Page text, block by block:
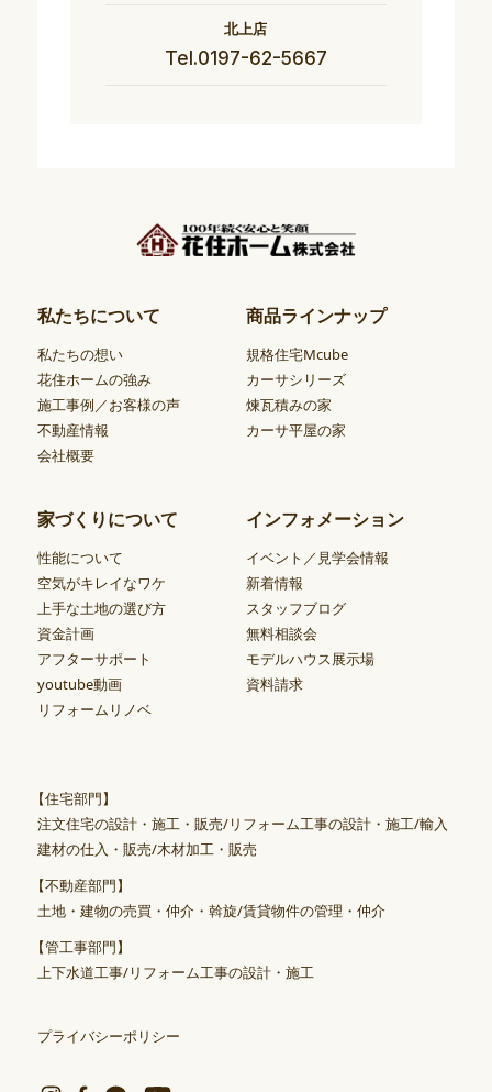
北上店
Tel.0197-62-5667
私たちについて
私たちの想い
花住ホームの強み
施工事例／お客様の声
不動産情報
会社概要
商品ラインナップ
規格住宅Mcube
カーサシリーズ
煉瓦積みの家
カーサ平屋の家
家づくりについて
性能について
空気がキレイなワケ
上手な土地の選び方
資金計画
アフターサポート
youtube動画
リフォームリノベ
インフォメーション
イベント／見学会情報
新着情報
スタッフブログ
無料相談会
モデルハウス展示場
資料請求
【住宅部門】
注文住宅の設計・施工・販売/リフォーム工事の設計・施工/輸入
建材の仕入・販売/木材加工・販売
【不動産部門】
土地・建物の売買・仲介・斡旋/賃貸物件の管理・仲介
【管工事部門】
上下水道工事/リフォーム工事の設計・施工
プライバシーポリシー